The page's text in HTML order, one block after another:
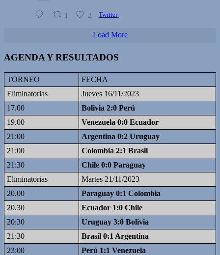
1 2 Twitter
Load More
AGENDA Y RESULTADOS
TORNEO
FECHA
Eliminatorias
Jueves 16/11/2023
17.00
Bolivia 2:0 Perú
19.00
Venezuela 0:0 Ecuador
21:00
Argentina 0:2 Uruguay
21:00
Colombia 2:1 Brasil
21:30
Chile 0:0 Paraguay
Eliminatorias
Martes 21/11/2023
20.00
Paraguay 0:1 Colombia
20.30
Ecuador 1:0 Chile
20:30
Uruguay 3:0 Bolivia
21:30
Brasil 0:1 Argentina
23:00
Perú 1:1 Venezuela